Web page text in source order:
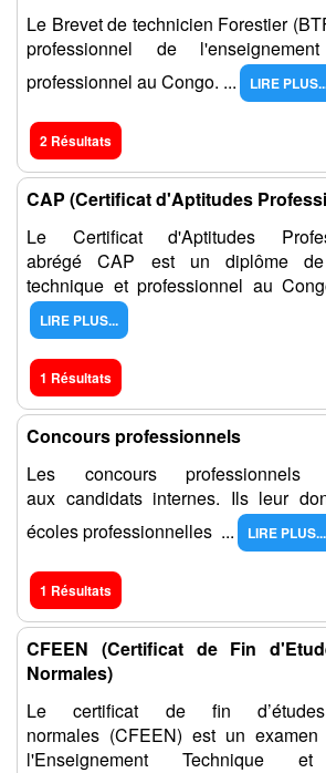
Le Brevet de technicien Forestier
professionnel de
professionnel au Congo. ...
LIRE
2 Résultats
CAP (Certificat d'Aptitudes
Le Certificat d'Aptitudes
abrégé CAP est un diplôme de
technique et professionnel au
LIRE PLUS...
1 Résultats
Concours professionnels
Les concours professionnels
aux candidats internes. Ils leur
écoles professionnelles ...
LIRE PLUS...
1 Résultats
CFEEN (Certificat de Fin
Normales)
Le certificat de fin
normales (CFEEN) est un
l'Enseignement Technique et